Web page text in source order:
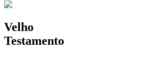
Velho
Testamento